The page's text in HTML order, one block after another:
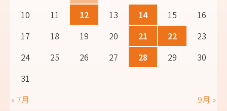
10
11 12 13 14 15
16
17
18 19 20 21 22
23
24
25 26 27 28 29
30
31
« 7月
9月 »